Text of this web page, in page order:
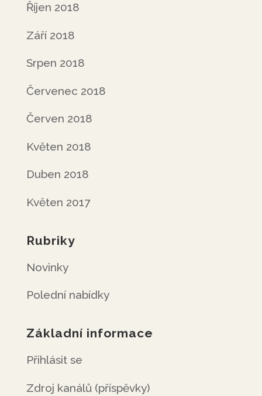
Říjen 2018
Září 2018
Srpen 2018
Červenec 2018
Červen 2018
Květen 2018
Duben 2018
Květen 2017
Rubriky
Novinky
Polední nabídky
Základní informace
Přihlásit se
Zdroj kanálů (příspěvky)